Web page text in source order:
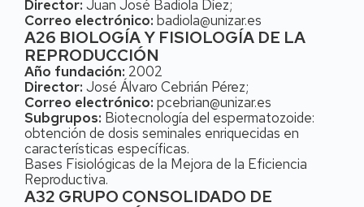
Director: Juan José Badiola Díez;
Correo electrónico: badiola@unizar.es
A26 BIOLOGÍA Y FISIOLOGÍA DE LA
REPRODUCCIÓN
Año fundación: 2002
Director: José Álvaro Cebrián Pérez;
Correo electrónico: pcebrian@unizar.es
Subgrupos: Biotecnología del espermatozoide:
obtención de dosis seminales enriquecidas en
características específicas.
Bases Fisiológicas de la Mejora de la Eficiencia
Reproductiva.
A32 GRUPO CONSOLIDADO DE